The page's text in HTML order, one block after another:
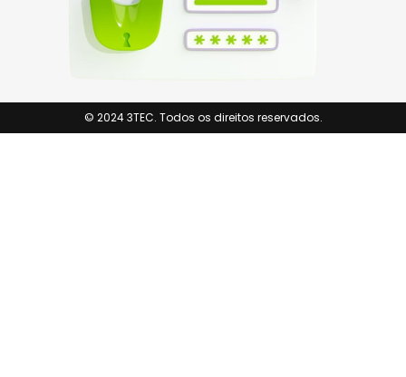
© 2024 3TEC. Todos os direitos reservados.